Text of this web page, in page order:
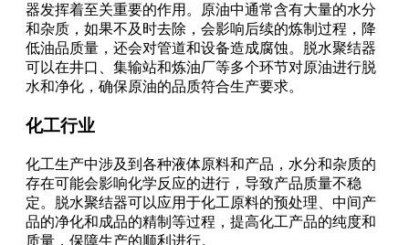
器发挥着至关重要的作用。原油中通常含有大量的水分
和杂质，如果不及时去除，会影响后续的炼制过程，降
低油品质量，还会对管道和设备造成腐蚀。脱水聚结器
可以在井口、集输站和炼油厂等多个环节对原油进行脱
水和净化，确保原油的品质符合生产要求。
化工行业
化工生产中涉及到各种液体原料和产品，水分和杂质的
存在可能会影响化学反应的进行，导致产品质量不稳
定。脱水聚结器可以应用于化工原料的预处理、中间产
品的净化和成品的精制等过程，提高化工产品的纯度和
质量，保障生产的顺利进行。